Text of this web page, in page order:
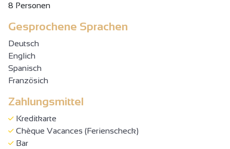
8 Personen
Gesprochene Sprachen
Deutsch
Englich
Spanisch
Französich
Zahlungsmittel
Kreditkarte
Chèque Vacances (Ferienscheck)
Bar